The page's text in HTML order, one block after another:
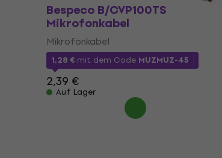
Bespeco B/CVP100TS
Mikrofonkabel
Mikrofonkabel
1,28 € mit dem Code MUZMUZ-45
2,39 €
Auf Lager